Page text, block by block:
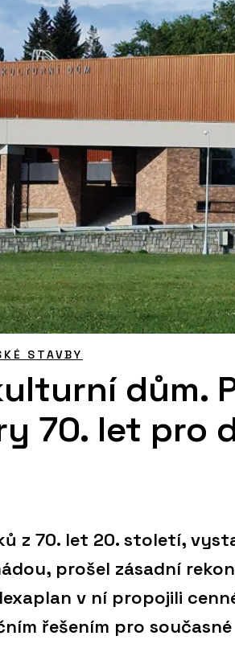
STAVBY
dům.
70. let pro
z 70. let 20. století,
prošel zásadní
v ní propojili
řešením pro